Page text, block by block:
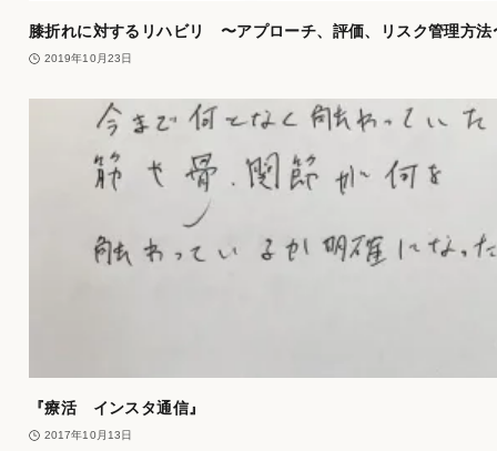
膝折れに対するリハビリ 〜アプローチ、評価、リスク管理方法
2019年10月23日
『療活 インスタ通信』
2017年10月13日